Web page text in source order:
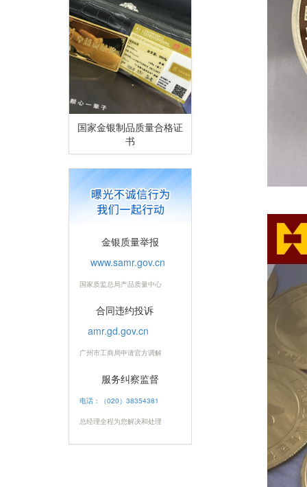
国家金银制品质量合格证
书
金银质量举报
www.samr.gov.cn
国家质监总局产品质量中心
合同违约投诉
amr.gd.gov.cn
广州市工商局申请官方调解
服务纠察监督
电话：（020）38354381
总经理全程为您解决和处理